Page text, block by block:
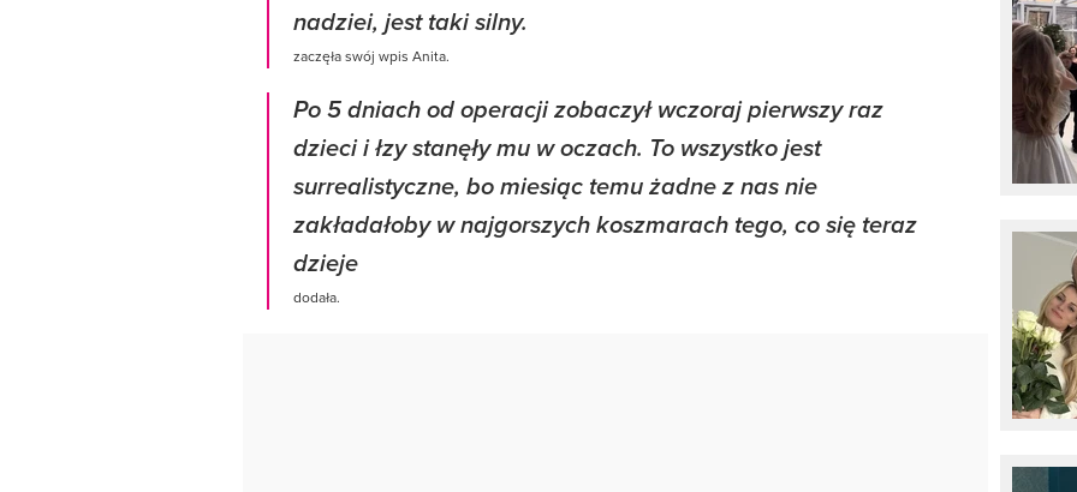
nadziei, jest taki silny.
zaczęła swój wpis Anita.
Po 5 dniach od operacji zobaczył wczoraj pierwszy raz
dzieci i łzy stanęły mu w oczach. To wszystko jest
surrealistyczne, bo miesiąc temu żadne z nas nie
zakładałoby w najgorszych koszmarach tego, co się teraz
dzieje
dodała.